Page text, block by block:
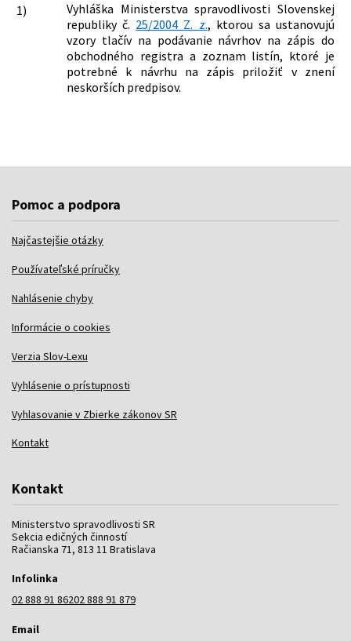
1)
Vyhláška Ministerstva spravodlivosti Slovenskej
republiky č. 25/2004 Z. z., ktorou sa ustanovujú
vzory tlačív na podávanie návrhov na zápis do
obchodného registra a zoznam listín, ktoré je
potrebné k návrhu na zápis priložiť v znení
neskorších predpisov.
Pomoc a podpora
Najčastejšie otázky
Používateľské príručky
Nahlásenie chyby
Informácie o cookies
Verzia Slov-Lexu
Vyhlásenie o prístupnosti
Vyhlasovanie v Zbierke zákonov SR
Kontakt
Kontakt
Ministerstvo spravodlivosti SR
Sekcia edičných činností
Račianska 71, 813 11 Bratislava
Infolinka
02 888 91 86202 888 91 879
Email